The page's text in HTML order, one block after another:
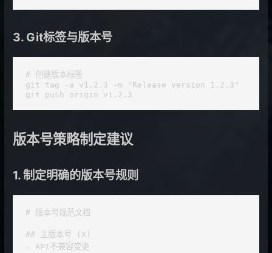
3. Git标签与版本号
# 创建版本标签
git tag -a v1.2.3 -m "Release version 1.2.3"
git push origin v1.2.3
版本号策略制定建议
1. 制定明确的版本号规则
# 版本号规范文档
## 主版本号 (X)
- API不兼容变更